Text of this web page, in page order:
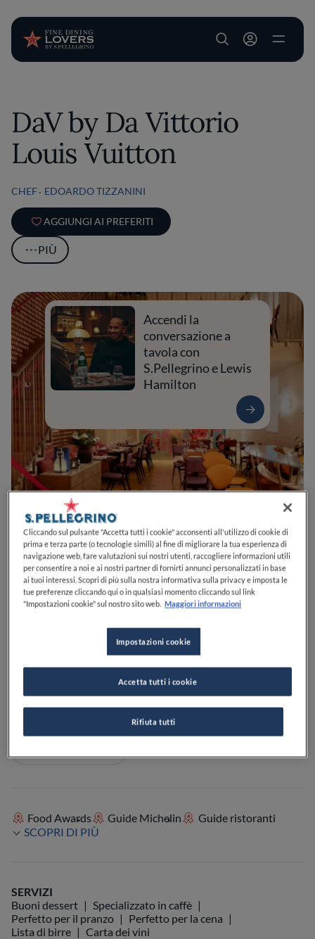
User account
DaV by Da Vittorio
Louis Vuitton
CHEF EDOARDO TIZZANINI
AGGIUNGI AI PREFERITI
PIÙ
0 0 0 0 0
Accendi la
conversazione a
tavola con
S.Pellegrino e Lewis
Hamilton
Domenica, 12:00-15:00, 19:00-22:30
VEDI SULLA MAPPA
Food Awards Guide Michelin
Guide ristoranti
SCOPRI DI PIÙ
SERVIZI
Buoni dessert
Specializzato in caffè
Perfetto per il pranzo
Perfetto per la cena
Lista di birre
Carta dei vini
Cliccando sul pulsante "Accetta tutti i cookie" acconsenti all'utilizzo di cookie di
prima e terza parte (o tecnologie simili) al fine di migliorare la tua esperienza di
navigazione web, fare valutazioni sui nostri utenti, raccogliere informazioni utili
per consentire a noi e ai nostri partner di fornirti annunci personalizzati in base
ai tuoi interessi. Scopri di più sulla nostra informativa sulla privacy e imposta le
tue preferenze cliccando qui o in qualsiasi momento cliccando sul link
"Impostazioni cookie" sul nostro sito web. Maggiori informazioni
Impostazioni cookie
Rifiuta tutti
Accetta tutti i cookie